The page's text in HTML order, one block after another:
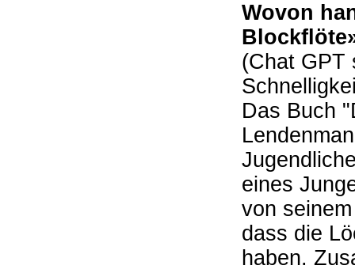
Wovon
(Chat GPT
Das Buch
eines
von
dass die
haben.